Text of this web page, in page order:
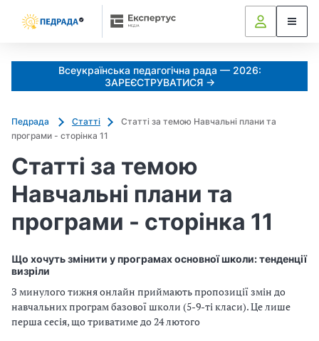
Всеукраїнська педагогічна рада — 2026:
ЗАРЕЄСТРУВАТИСЯ →
Педрада Статті
Статті за темою Навчальні плани та
програми - сторінка 11
Статті за темою
Навчальні плани та
програми - сторінка 11
Що хочуть змінити у програмах основної школи: тенденції
визріли
З минулого тижня онлайн приймають пропозиції змін до
навчальних програм базової школи (5-9-ті класи). Це лише
перша сесія, що триватиме до 24 лютого